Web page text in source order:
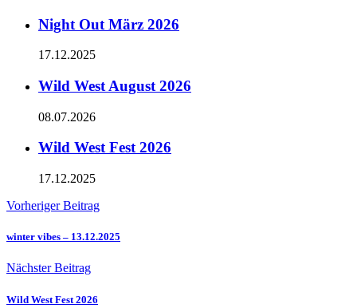
Night Out März 2026
17.12.2025
Wild West August 2026
08.07.2026
Wild West Fest 2026
17.12.2025
Vorheriger Beitrag
winter vibes – 13.12.2025
Nächster Beitrag
Wild West Fest 2026